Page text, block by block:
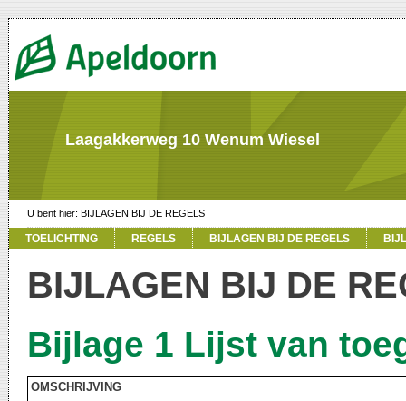
Laagakkerweg 10 Wenum Wiesel
BIJLAGEN BIJ DE REGELS
TOELICHTING REGELS BIJLAGEN BIJ DE REGELS
BIJLAGEN BIJ DE
Bijlage 1 Lijst van
OMSCHRIJVING